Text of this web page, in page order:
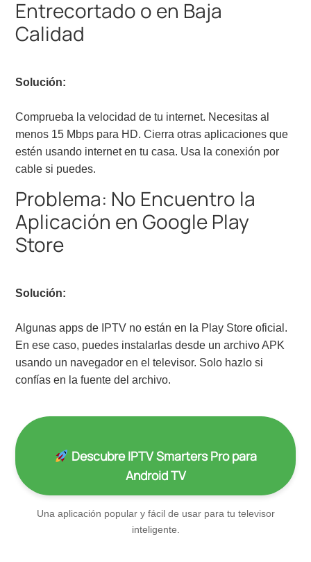
Entrecortado o en Baja
Calidad
Solución:
Comprueba la velocidad de tu internet. Necesitas al
menos 15 Mbps para HD. Cierra otras aplicaciones que
estén usando internet en tu casa. Usa la conexión por
cable si puedes.
Problema: No Encuentro la
Aplicación en Google Play
Store
Solución:
Algunas apps de IPTV no están en la Play Store oficial.
En ese caso, puedes instalarlas desde un archivo APK
usando un navegador en el televisor. Solo hazlo si
confías en la fuente del archivo.
Descubre IPTV Smarters Pro para
Android TV
Una aplicación popular y fácil de usar para tu televisor
inteligente.